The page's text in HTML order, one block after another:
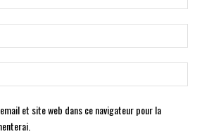
:*
:*
:
et site web dans ce navigateur pour la